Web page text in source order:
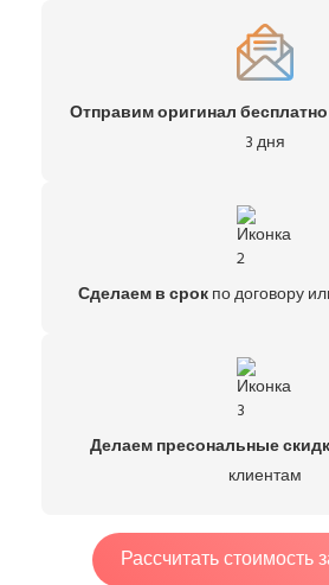
Отправим оригинал бесплатно
3 дня
Сделаем в срокпо договору
Делаем пресональные
клиентам
Рассчитать стоимость